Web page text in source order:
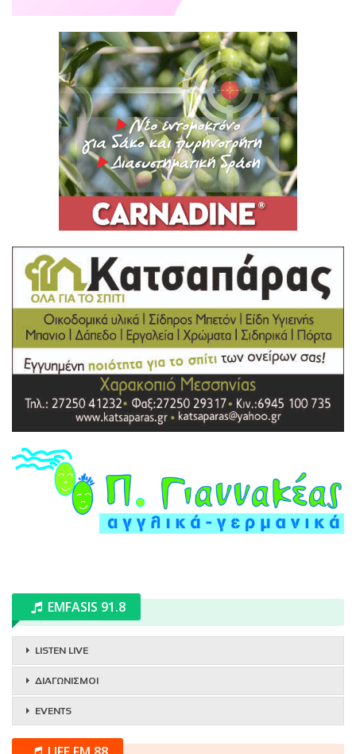
EMFASIS 91.8
LISTEN LIVE
ΔΙΑΓΩΝΙΣΜΟΙ
EVENTS